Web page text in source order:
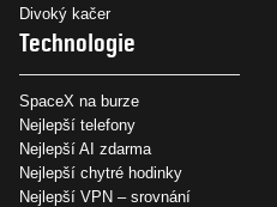
Divoký kačer
Technologie
SpaceX na burze
Nejlepší telefony
Nejlepší AI zdarma
Nejlepší chytré hodinky
Nejlepší VPN – srovnání